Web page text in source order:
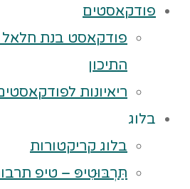
פודקאסטים
פודקאסט בנת
התיכון
ריאיונות
בלוג
בלוג קריקטורות
תַּרְבּוּטִיפּ – טיפ